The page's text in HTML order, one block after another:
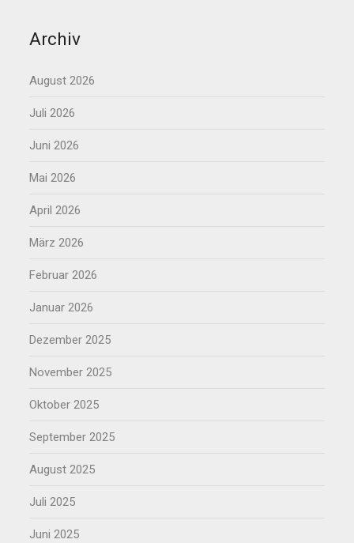
Archiv
August 2026
Juli 2026
Juni 2026
Mai 2026
April 2026
März 2026
Februar 2026
Januar 2026
Dezember 2025
November 2025
Oktober 2025
September 2025
August 2025
Juli 2025
Juni 2025